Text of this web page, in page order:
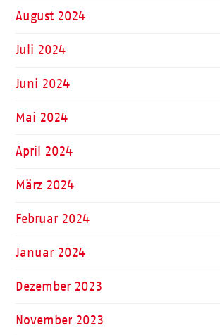
August 2024
Juli 2024
Juni 2024
Mai 2024
April 2024
März 2024
Februar 2024
Januar 2024
Dezember 2023
November 2023